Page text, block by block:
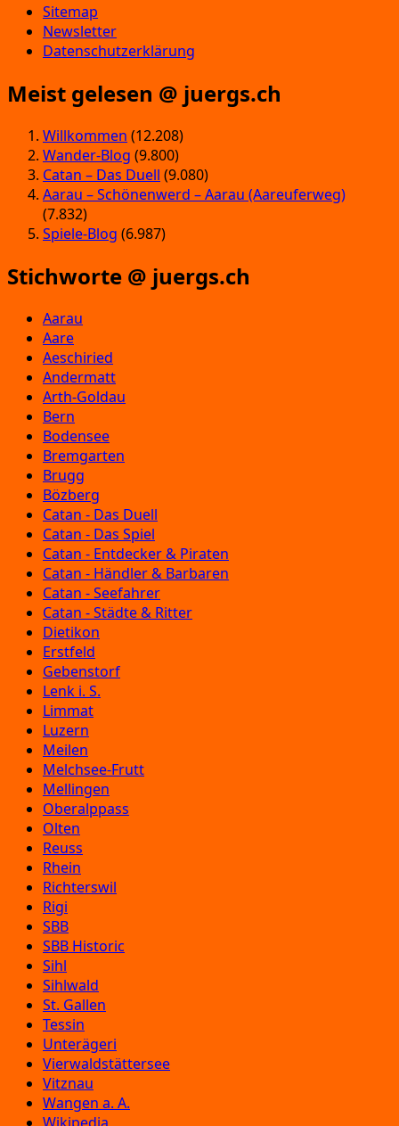
Sitemap
Newsletter
Datenschutzerklärung
Meist gelesen @ juergs.ch
Willkommen (12.208)
Wander-Blog (9.800)
Catan – Das Duell (9.080)
Aarau – Schönenwerd – Aarau (Aareuferweg)
(7.832)
Spiele-Blog (6.987)
Stichworte @ juergs.ch
Aarau
Aare
Aeschiried
Andermatt
Arth-Goldau
Bern
Bodensee
Bremgarten
Brugg
Bözberg
Catan - Das Duell
Catan - Das Spiel
Catan - Entdecker & Piraten
Catan - Händler & Barbaren
Catan - Seefahrer
Catan - Städte & Ritter
Dietikon
Erstfeld
Gebenstorf
Lenk i. S.
Limmat
Luzern
Meilen
Melchsee-Frutt
Mellingen
Oberalppass
Olten
Reuss
Rhein
Richterswil
Rigi
SBB
SBB Historic
Sihl
Sihlwald
St. Gallen
Tessin
Unterägeri
Vierwaldstättersee
Vitznau
Wangen a. A.